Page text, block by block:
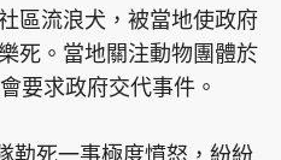
區流浪犬，被當地使政府
死。當地關注動物團體於
要求政府交代事件。
勒死一事極度憤怒，紛紛